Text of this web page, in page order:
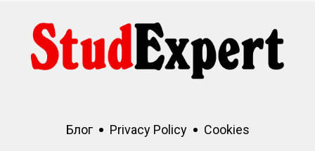
Блог Privacy Policy Cookies